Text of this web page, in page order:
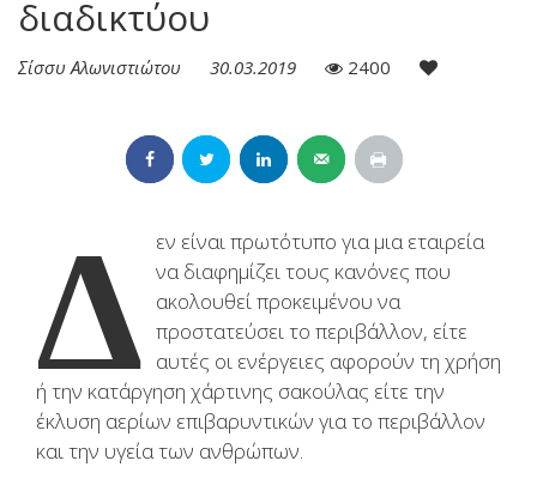
διαδικτύου
Σίσσυ Αλωνιστιώτου 30.03.2019 2400
Δ εν είναι πρωτότυπο για μια εταιρεία
να διαφημίζει τους κανόνες που
ακολουθεί προκειμένου να
προστατεύσει το περιβάλλον, είτε
αυτές οι ενέργειες αφορούν τη χρήση
ή την κατάργηση χάρτινης σακούλας είτε την
έκλυση αερίων επιβαρυντικών για το περιβάλλον
και την υγεία των ανθρώπων.